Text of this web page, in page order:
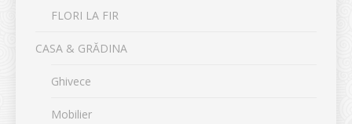
FLORI LA FIR
CASA & GRĂDINA
Ghivece
Mobilier